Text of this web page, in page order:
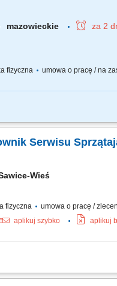
mazowieckie za 2
fizyczna umowa o pracę / na
i rozwijanie mat
Serwisu
Wieś
fizyczna umowa o pracę /
aplikuj szybko aplikuj
w wyznaczonych strefach